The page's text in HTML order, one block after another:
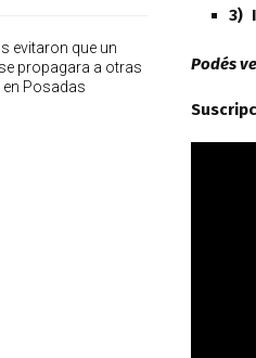
3)
Podés
evitaron que un
propagara a otras
Posadas